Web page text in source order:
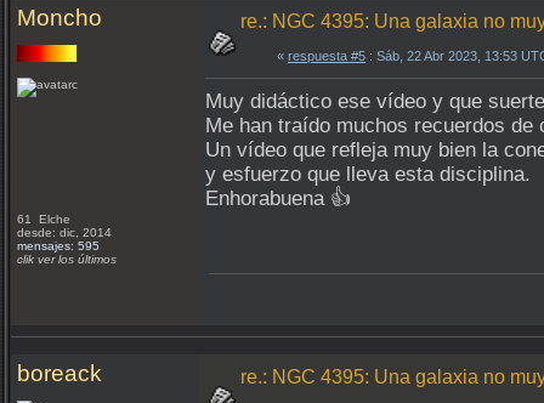
Moncho
61 Elche
desde: dic, 2014
mensajes: 595
clik ver los últimos
re.: NGC 4395: Una galaxia no
« respuesta #5 : Sáb, 22 Abr 2023, 13:53
Muy didáctico ese vídeo y que
Me han traído muchos recuerdos
Un vídeo que refleja muy bien la
y esfuerzo que lleva esta disciplina.
Enhorabuena 👍
boreack re.: NGC 4395: Una galaxia no